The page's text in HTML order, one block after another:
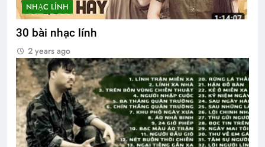
NHẠC LÍNH
30 bài nhạc lính
2 years ago